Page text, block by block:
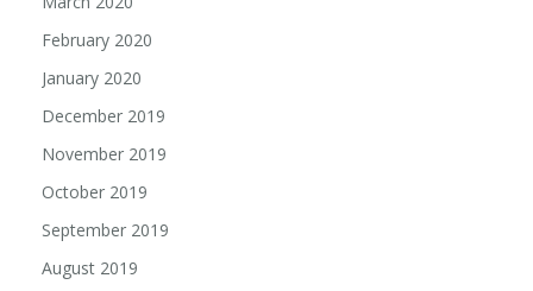
February 2020
January 2020
December 2019
November 2019
October 2019
September 2019
August 2019